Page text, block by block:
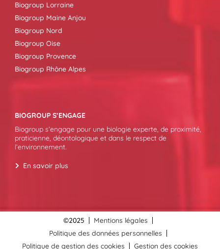
Biogroup Lorraine
Biogroup Maine Anjou
Biogroup Nord
Biogroup Oise
Biogroup Provence
Biogroup Rhône Alpes
BIOGROUP S’ENGAGE
Biogroup s’engage pour une biologie experte, de proximité,
praticienne, déontologique et dans le respect de
l’environnement.
En savoir plus
©2025
Mentions légales
Politique des données personnelles
Politique de gestion des cookies
Gestion des cookies